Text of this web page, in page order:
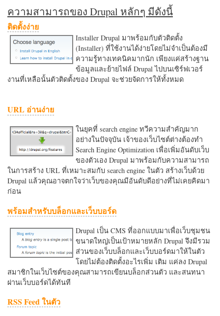
ความสามารถของ Drupal หลักๆ มีดังนี้
ติดตั้งง่าย
Installer Drupal มาพร้อมกับตัวติดตั้ง
(Installer) ที่ใช้งานได้ง่ายโดยไม่จำเป็นต้องมี
ความรู้ทางเทคนิคมากนัก เพียงแค่สร้างฐาน
ข้อมูลและย้ายไฟล์ Drupal ไปบนเซิร์ฟเวอร์
งานที่เหลือนั้นตัวติดตั้งของ Drupal จะช่วยจัดการให้ทั้งหมด
URL อ่านง่าย
ในยุคที่ search engine ทวีความสำคัญมาก
อย่างในปัจจุบัน เจ้าของเว็บไซต์ต่างต้องทำ
Search Engine Optimization เพื่อเพิ่มอันดับเว็บ
ของตัวเอง Drupal มาพร้อมกับความสามารถ
ในการสร้าง URL ที่เหมาะสมกับ search engine ในตัว สร้างเว็บด้วย
Drupal แล้วคุณอาจตกใจว่าเว็บของคุณมีอันดับดีอย่างที่ไม่เคยคิดมา
ก่อน
พร้อมสำหรับบล็อกและเว็บบอร์ด
Drupal เป็น CMS ที่ออกแบบมาเพื่อเว็บชุมชน
ขนาดใหญ่เป็นเป้าหมายหลัก Drupal จึงมีรวม
ส่วนของเว็บบล็อกและเว็บบอร์ดมาให้ในตัว
โดยไม่ต้องติดตั้งอะไรเพิ่ม เติม แค่ลง Drupal
สมาชิกในเว็บไซต์ของคุณสามารถเขียนบล็อกส่วนตัว และสนทนา
ผ่านเว็บบอร์ดได้ทันที
RSS Feed ในตัว